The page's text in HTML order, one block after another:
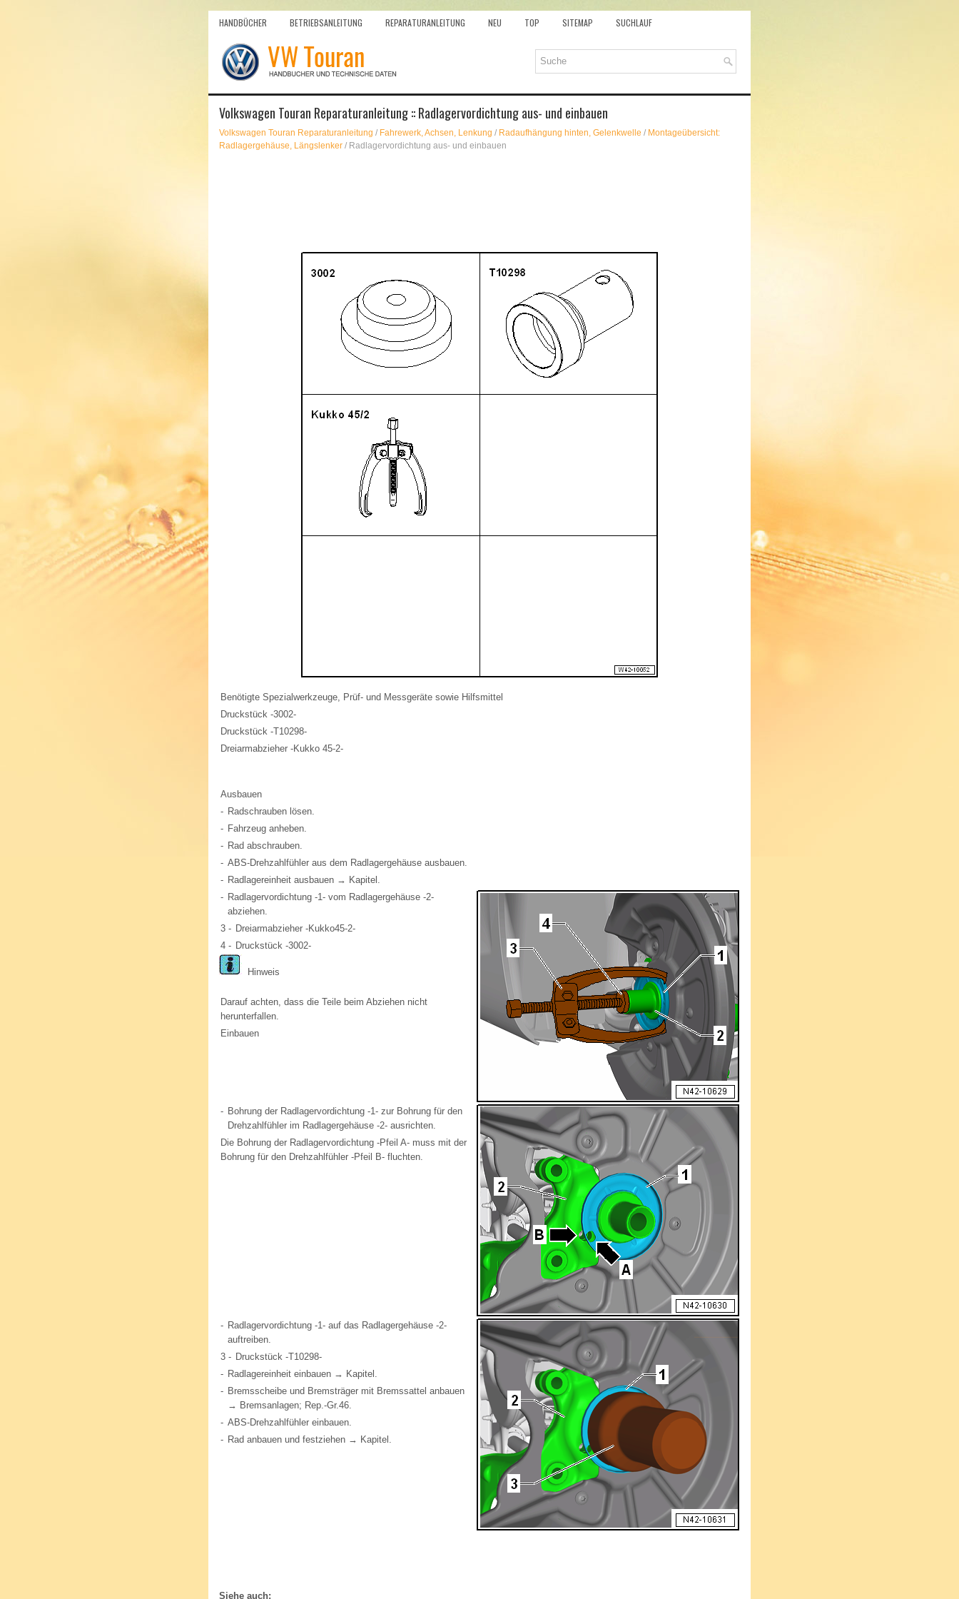
HANDBÜCHER BETRIEBSANLEITUNG REPARATURANLEITUNG NEU TOP SITEMAP SUCHLAUF
Volkswagen Touran Reparaturanleitung :: Radlagervordichtung aus- und einbauen
Volkswagen Touran Reparaturanleitung / Fahrewerk, Achsen, Lenkung / Radaufhängung hinten, Gelenkwelle / Montageübersicht:
Radlagergehäuse, Längslenker / Radlagervordichtung aus- und einbauen
Benötigte Spezialwerkzeuge, Prüf- und Messgeräte sowie Hilfsmittel
Druckstück -3002-
Druckstück -T10298-
Dreiarmabzieher -Kukko 45-2-
Ausbauen
- Radschrauben lösen.
- Fahrzeug anheben.
- Rad abschrauben.
- ABS-Drehzahlfühler aus dem Radlagergehäuse ausbauen.
- Radlagereinheit ausbauen → Kapitel.
- Radlagervordichtung -1- vom Radlagergehäuse -2-
abziehen.
3 - Dreiarmabzieher -Kukko45-2-
4 - Druckstück -3002-
Hinweis
Darauf achten, dass die Teile beim Abziehen nicht
herunterfallen.
Einbauen
- Bohrung der Radlagervordichtung -1- zur Bohrung für den
Drehzahlfühler im Radlagergehäuse -2- ausrichten.
Die Bohrung der Radlagervordichtung -Pfeil A- muss mit der
Bohrung für den Drehzahlfühler -Pfeil B- fluchten.
- Radlagervordichtung -1- auf das Radlagergehäuse -2-
auftreiben.
3 - Druckstück -T10298-
- Radlagereinheit einbauen → Kapitel.
- Bremsscheibe und Bremsträger mit Bremssattel anbauen
→ Bremsanlagen; Rep.-Gr.46.
- ABS-Drehzahlfühler einbauen.
- Rad anbauen und festziehen → Kapitel.
Siehe auch: